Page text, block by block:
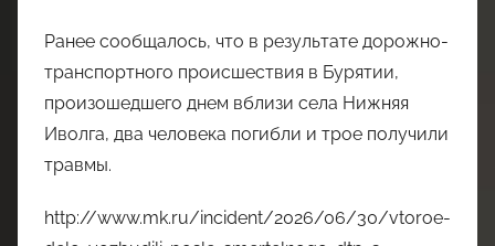
Ранее сообщалось, что в результате дорожно-
транспортного происшествия в Бурятии,
произошедшего днем вблизи села Нижняя
Иволга, два человека погибли и трое получили
травмы.
http://www.mk.ru/incident/2026/06/30/vtoroe-